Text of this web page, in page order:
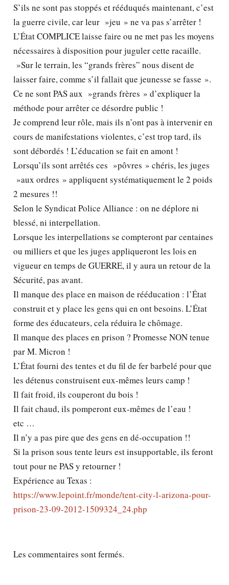
S’ils ne sont pas stoppés et rééduqués maintenant, c’est
la guerre civile, car leur »jeu » ne va pas s’arrêter !
L’État COMPLICE laisse faire ou ne met pas les moyens
nécessaires à disposition pour juguler cette racaille.
»Sur le terrain, les “grands frères” nous disent de
laisser faire, comme s’il fallait que jeunesse se fasse ».
Ce ne sont PAS aux »grands frères » d’expliquer la
méthode pour arrêter ce désordre public !
Je comprend leur rôle, mais ils n’ont pas à intervenir en
cours de manifestations violentes, c’est trop tard, ils
sont débordés ! L’éducation se fait en amont !
Lorsqu’ils sont arrêtés ces »pôvres » chéris, les juges
»aux ordres » appliquent systématiquement le 2 poids
2 mesures !!
Selon le Syndicat Police Alliance : on ne déplore ni
blessé, ni interpellation.
Lorsque les interpellations se compteront par centaines
ou milliers et que les juges appliqueront les lois en
vigueur en temps de GUERRE, il y aura un retour de la
Sécurité, pas avant.
Il manque des place en maison de rééducation : l’État
construit et y place les gens qui en ont besoins. L’État
forme des éducateurs, cela réduira le chômage.
Il manque des places en prison ? Promesse NON tenue
par M. Micron !
L’État fourni des tentes et du fil de fer barbelé pour que
les détenus construisent eux-mêmes leurs camp !
Il fait froid, ils couperont du bois !
Il fait chaud, ils pomperont eux-mêmes de l’eau !
etc …
Il n’y a pas pire que des gens en dé-occupation !!
Si la prison sous tente leurs est insupportable, ils feront
tout pour ne PAS y retourner !
Expérience au Texas :
https://www.lepoint.fr/monde/tent-city-l-arizona-pour-
prison-23-09-2012-1509324_24.php
Les commentaires sont fermés.